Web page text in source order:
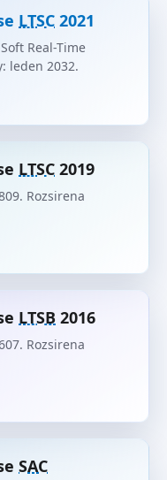
LTSC 2021
Real-Time
leden 2032.
LTSC 2019
Rozsirena
LTSB 2016
Rozsirena
SAC